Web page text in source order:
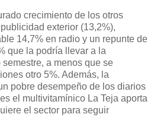
crecimiento de los otros
exterior (13,2%),
14,7% en radio y un repunte de
que la podría llevar a la
a menos que se
otro 5%. Además, la
pobre desempeño de los diarios
el multivitamínico La Teja aporta
el sector para seguir